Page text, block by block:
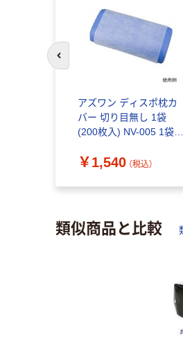
アズワン ディスポ枕カ
バー 切り目無し 1袋
(200枚入) NV-005 1袋
品）
￥1,540 （税込）
類似商品と比較